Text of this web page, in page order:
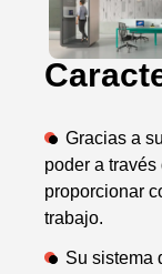
Gracias a
poder a
proporcionar
trabajo.
Su sistema